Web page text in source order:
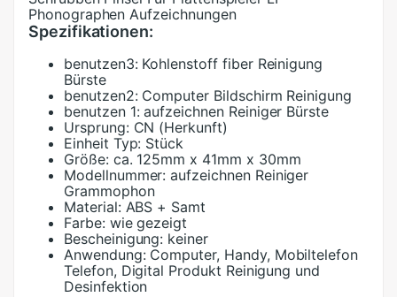
Phonographen Aufzeichnungen
Spezifikationen:
benutzen3: Kohlenstoff fiber Reinigung
Bürste
benutzen2: Computer Bildschirm Reinigung
benutzen 1: aufzeichnen Reiniger Bürste
Ursprung: CN (Herkunft)
Einheit Typ: Stück
Größe: ca. 125mm x 41mm x 30mm
Modellnummer: aufzeichnen Reiniger
Grammophon
Material: ABS + Samt
Farbe: wie gezeigt
Bescheinigung: keiner
Anwendung: Computer, Handy, Mobiltelefon
Telefon, Digital Produkt Reinigung und
Desinfektion